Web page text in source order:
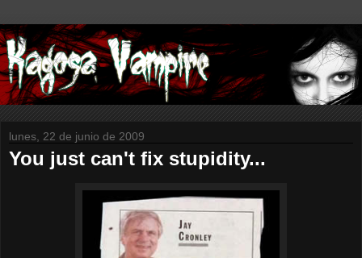
lunes, 22 de junio de 2009
You just can't fix stupidity...